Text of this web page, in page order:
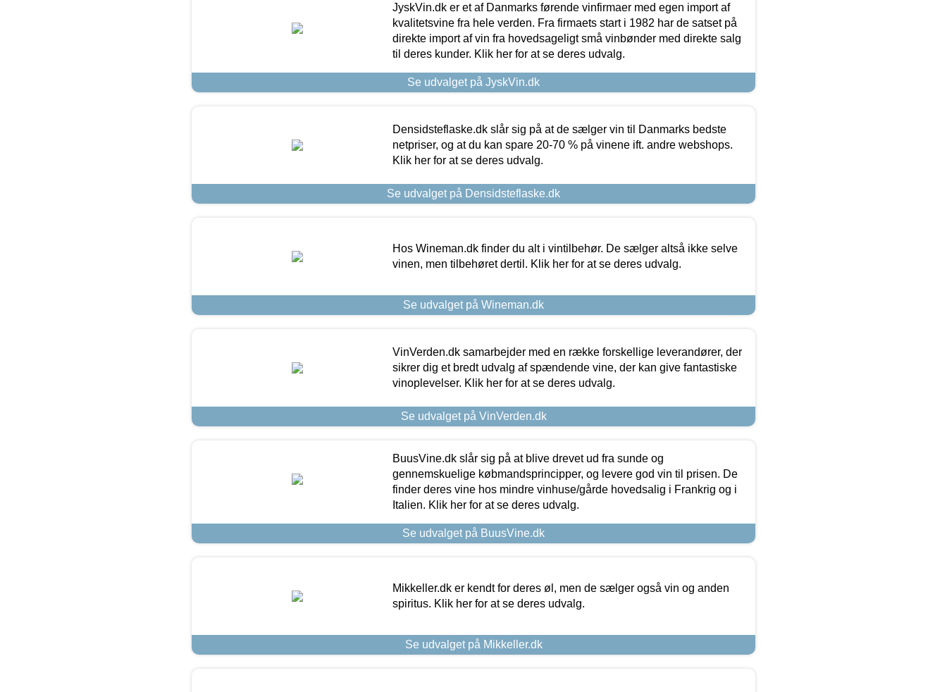
JyskVin.dk er et af Danmarks førende vinfirmaer med egen import af
kvalitetsvine fra hele verden. Fra firmaets start i 1982 har de satset på
direkte import af vin fra hovedsageligt små vinbønder med direkte salg
til deres kunder. Klik her for at se deres udvalg.
Se udvalget på JyskVin.dk
Densidsteflaske.dk slår sig på at de sælger vin til Danmarks bedste
netpriser, og at du kan spare 20-70 % på vinene ift. andre webshops.
Klik her for at se deres udvalg.
Se udvalget på Densidsteflaske.dk
Hos Wineman.dk finder du alt i vintilbehør. De sælger altså ikke selve
vinen, men tilbehøret dertil. Klik her for at se deres udvalg.
Se udvalget på Wineman.dk
VinVerden.dk samarbejder med en række forskellige leverandører, der
sikrer dig et bredt udvalg af spændende vine, der kan give fantastiske
vinoplevelser. Klik her for at se deres udvalg.
Se udvalget på VinVerden.dk
BuusVine.dk slår sig på at blive drevet ud fra sunde og
gennemskuelige købmandsprincipper, og levere god vin til prisen. De
finder deres vine hos mindre vinhuse/gårde hovedsalig i Frankrig og i
Italien. Klik her for at se deres udvalg.
Se udvalget på BuusVine.dk
Mikkeller.dk er kendt for deres øl, men de sælger også vin og anden
spiritus. Klik her for at se deres udvalg.
Se udvalget på Mikkeller.dk